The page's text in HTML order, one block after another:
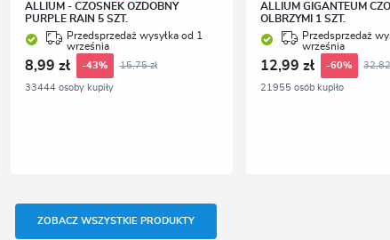
ALLIUM - CZOSNEK OZDOBNY
PURPLE RAIN 5 SZT.
Przedsprzedaż wysyłka od 1
września
8,99 zł -43% 15,75 zł
33444 osoby kupiły
ALLIUM GIGANTEUM
OLBRZYMI 1 SZT.
Przedsprzedaż
września
12,99 zł -60% 32,82
21955 osób kupiło
ZOBACZ WSZYSTKIE PRODUKTY